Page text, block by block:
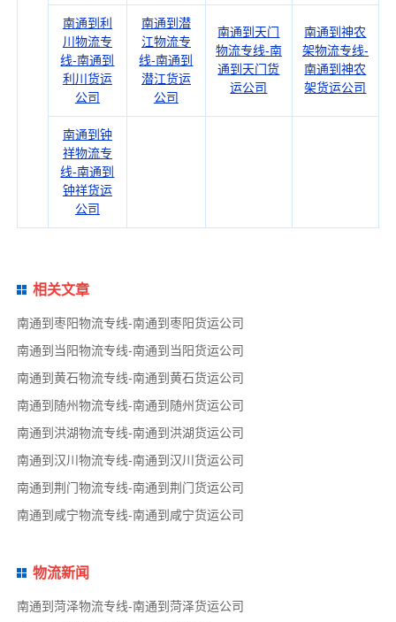
南通到利
川物流专
线-南通到
利川货运
公司
南通到潜
江物流专
线-南通到
潜江货运
公司
南通到天门
物流专线-南
通到天门货
运公司
南通到神农
架物流专线-
南通到神农
架货运公司
南通到钟
祥物流专
线-南通到
钟祥货运
公司
相关文章
南通到枣阳物流专线-南通到枣阳货运公司
南通到当阳物流专线-南通到当阳货运公司
南通到黄石物流专线-南通到黄石货运公司
南通到随州物流专线-南通到随州货运公司
南通到洪湖物流专线-南通到洪湖货运公司
南通到汉川物流专线-南通到汉川货运公司
南通到荆门物流专线-南通到荆门货运公司
南通到咸宁物流专线-南通到咸宁货运公司
物流新闻
南通到菏泽物流专线-南通到菏泽货运公司